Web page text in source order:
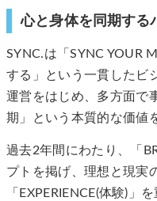
心と身体を同期する
SYNC.は「SYNC YOUR
する」という一貫したビ
運営をはじめ、多方面で
期」という本質的な価値
過去2年間にわたり、「
プトを掲げ、理想と現実
「EXPERIENCE(体験)」